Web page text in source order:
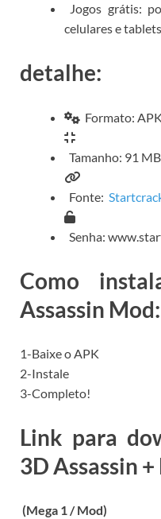
Jogos grátis:
celulares e tablets
detalhe:
Formato: APK
Tamanho: 91 MB
Fonte:
Senha:
Como
Assassin Mod:
1-Baixe o APK
2-Instale
3-Completo!
Link para
3D Assassin
(Mega 1 / Mod)